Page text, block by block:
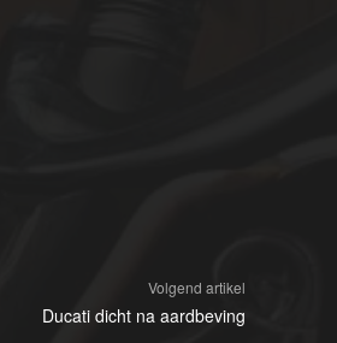
Volgend artikel
Ducati dicht na aardbeving